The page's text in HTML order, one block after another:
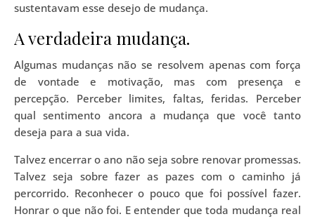
sustentavam esse desejo de mudança.
A verdadeira mudança.
Algumas mudanças não se resolvem apenas com força
de vontade e motivação, mas com presença e
percepção. Perceber limites, faltas, feridas. Perceber
qual sentimento ancora a mudança que você tanto
deseja para a sua vida.
Talvez encerrar o ano não seja sobre renovar promessas.
Talvez seja sobre fazer as pazes com o caminho já
percorrido. Reconhecer o pouco que foi possível fazer.
Honrar o que não foi. E entender que toda mudança real